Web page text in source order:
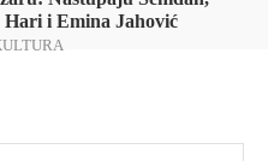
i Emina Jahović